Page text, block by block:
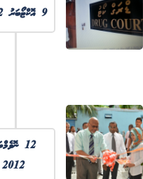
9 އޮކްޓޯބަރު 2012
12
2012